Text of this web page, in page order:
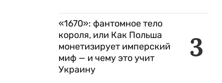
3
«1670»: фантомное тело
короля, или Как Польша
монетизирует имперский
миф — и чему это учит
Украину